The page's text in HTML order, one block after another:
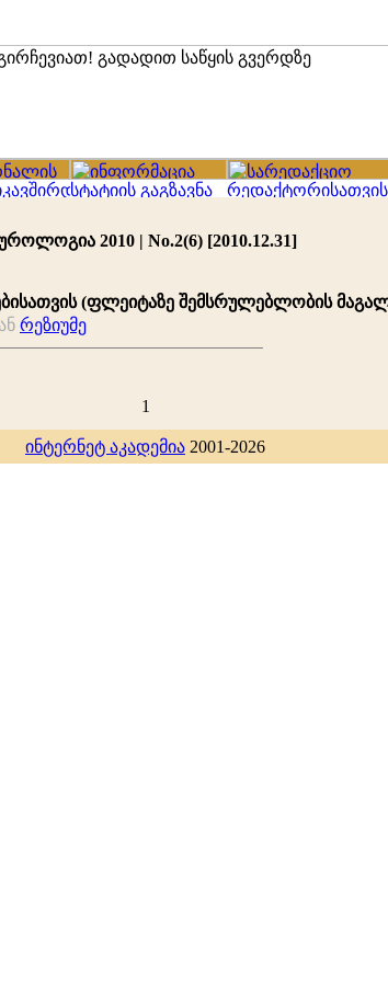
2010 | No.2(6) [2010.12.31]
(ფლეიტაზე შემსრულებლობის
ან რეზიუმე
1
ინტერნეტ აკადემია 2001-2026